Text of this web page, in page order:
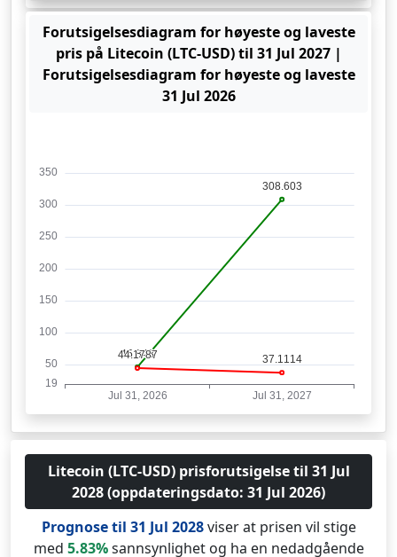
Forutsigelsesdiagram for høyeste og laveste
pris på Litecoin (LTC-USD) til 31 Jul 2027 |
Forutsigelsesdiagram for høyeste og laveste
31 Jul 2026
Litecoin (LTC-USD) prisforutsigelse til 31 Jul
2028 (oppdateringsdato: 31 Jul 2026)
Prognose til 31 Jul 2028viser at prisen vil stige
med 5.83%sannsynlighet og ha en nedadgående